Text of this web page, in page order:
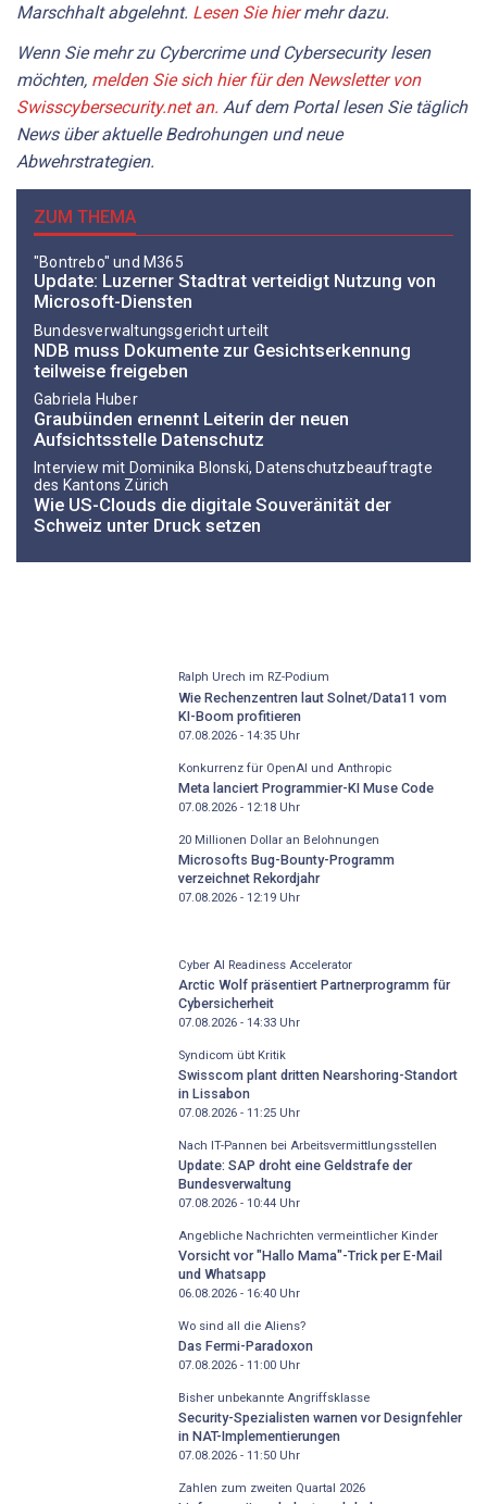
Marschhalt abgelehnt. Lesen Sie hiermehr dazu.
Wenn Sie mehr zu Cybercrime und Cybersecurity lesen
möchten, melden Sie sich hier für den Newsletter von
Swisscybersecurity.net an. Auf dem Portal lesen Sie täglich
News über aktuelle Bedrohungen und neue
Abwehrstrategien.
ZUM THEMA
"Bontrebo" und M365
Update: Luzerner Stadtrat verteidigt Nutzung von
Microsoft-Diensten
Bundesverwaltungsgericht urteilt
NDB muss Dokumente zur Gesichtserkennung
teilweise freigeben
Gabriela Huber
Graubünden ernennt Leiterin der neuen
Aufsichtsstelle Datenschutz
Interview mit Do­mi­ni­ka Blon­ski, Datenschutzbeauftragte
des Kantons Zürich
Wie US-Clouds die digitale Souveränität der
Schweiz unter Druck setzen
Ralph Urech im RZ-Podium
Wie Rechenzentren laut Solnet/Data11 vom
KI-Boom profitieren
07.08.2026 - 14:35Uhr
Konkurrenz für OpenAI und Anthropic
Meta lanciert Programmier-KI Muse Code
07.08.2026 - 12:18Uhr
20 Millionen Dollar an Belohnungen
Microsofts Bug-Bounty-Programm
verzeichnet Rekordjahr
07.08.2026 - 12:19Uhr
Cyber AI Readiness Accelerator
Arctic Wolf präsentiert Partnerprogramm für
Cybersicherheit
07.08.2026 - 14:33Uhr
Syndicom übt Kritik
Swisscom plant dritten Nearshoring-Standort
in Lissabon
07.08.2026 - 11:25Uhr
Nach IT-Pannen bei Arbeitsvermittlungsstellen
Update: SAP droht eine Geldstrafe der
Bundesverwaltung
07.08.2026 - 10:44Uhr
Angebliche Nachrichten vermeintlicher Kinder
Vorsicht vor "Hallo Mama"-Trick per E-Mail
und Whatsapp
06.08.2026 - 16:40Uhr
Wo sind all die Aliens?
Das Fermi-Paradoxon
07.08.2026 - 11:00Uhr
Bisher unbekannte Angriffsklasse
Security-Spezialisten warnen vor Designfehler
in NAT-Implementierungen
07.08.2026 - 11:50Uhr
Zahlen zum zweiten Quartal 2026